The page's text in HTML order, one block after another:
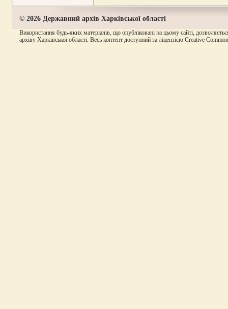
© 2026 Державний архів Харківської області
Використання будь-яких матеріалів, що опубліковані на цьому сайті,
архіву Харківської області. Весь контент доступний за ліцензією Creative